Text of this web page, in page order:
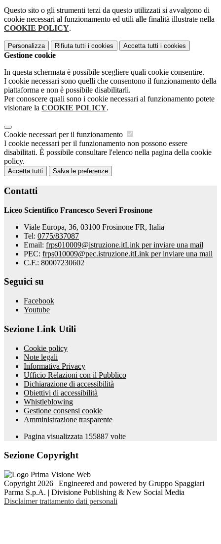
Questo sito o gli strumenti terzi da questo utilizzati si avvalgono di
cookie necessari al funzionamento ed utili alle finalità illustrate nella
COOKIE POLICY.
Personalizza Rifiuta tutti i cookies Accetta tutti i cookies
Gestione cookie
In questa schermata è possibile scegliere quali cookie consentire.
I cookie necessari sono quelli che consentono il funzionamento della
piattaforma e non è possibile disabilitarli.
Per conoscere quali sono i cookie necessari al funzionamento potete
visionare la COOKIE POLICY.
Cookie necessari per il funzionamento
I cookie necessari per il funzionamento non possono essere
disabilitati. È possibile consultare l'elenco nella pagina della cookie
policy.
Accetta tutti Salva le preferenze
Contatti
Liceo Scientifico Francesco Severi Frosinone
Viale Europa, 36, 03100 Frosinone FR, Italia
Tel: 0775/837087
Email: frps010009@istruzione.itLink per inviare una mail
PEC: frps010009@pec.istruzione.itLink per inviare una mail
C.F.: 80007230602
Seguici su
Facebook
Youtube
Sezione Link Utili
Cookie policy
Note legali
Informativa Privacy
Ufficio Relazioni con il Pubblico
Dichiarazione di accessibilità
Obiettivi di accessibilità
Whistleblowing
Gestione consensi cookie
Amministrazione trasparente
Pagina visualizzata 155887 volte
Sezione Copyright
Copyright 2026 | Engineered and powered by Gruppo Spaggiari
Parma S.p.A. | Divisione Publishing & New Social Media
Disclaimer trattamento dati personali